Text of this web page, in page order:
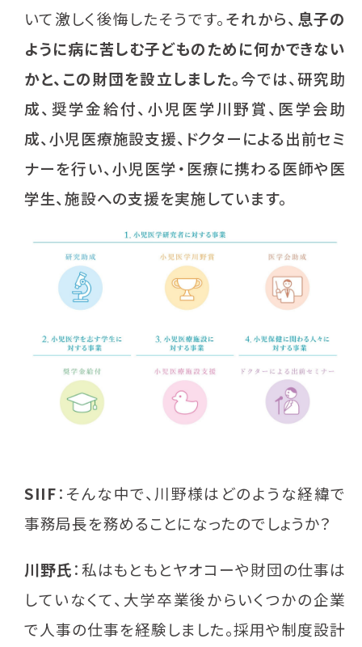
いて激しく後悔したそうです。それから、 息子の
ように病に苦しむ子どものために何かできない
かと、この財団を設立しました。今では、研究助
成、奨学金給付、小児医学川野賞、医学会助
成、小児医療施設支援、ドクターによる出前セミ
ナーを行い、小児医学・医療に携わる医師や医
学生、施設への支援を実施しています。
SIIF：そんな中で、川野様はどのような経緯で
事務局長を務めることになったのでしょうか？
川野氏：私はもともとヤオコーや財団の仕事は
していなくて、大学卒業後からいくつかの企業
で人事の仕事を経験しました。採用や制度設計